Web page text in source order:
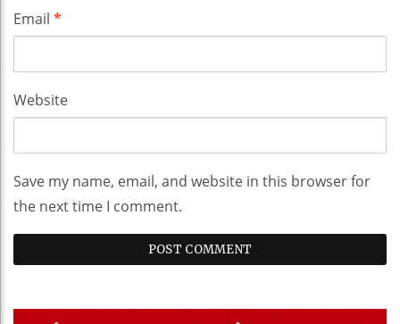
Email *
Website
Save my name, email, and website in this browser for
the next time I comment.